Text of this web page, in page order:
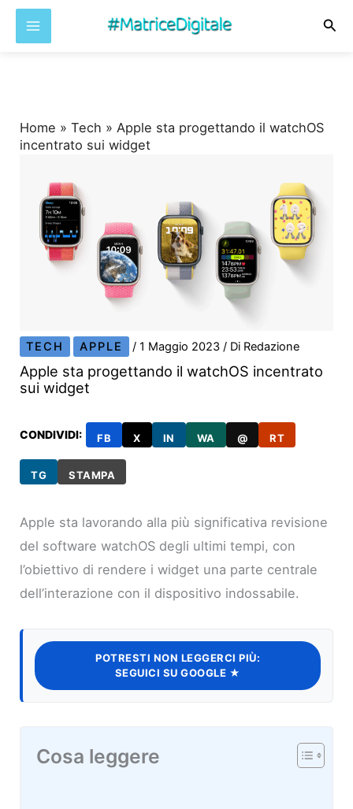
Home »Tech »Apple sta progettando il watchOS
incentrato sui widget
TECH APPLE /1 Maggio 2023/ Di Redazione
Apple sta progettando il watchOS incentrato
sui widget
CONDIVIDI: FB X IN WA @ RT
TG STAMPA
Apple sta lavorando alla più significativa revisione
del software watchOS degli ultimi tempi, con
l’obiettivo di rendere i widget una parte centrale
dell’interazione con il dispositivo indossabile.
POTRESTI NON LEGGERCI PIÙ:
SEGUICI SU GOOGLE ★
Cosa leggere